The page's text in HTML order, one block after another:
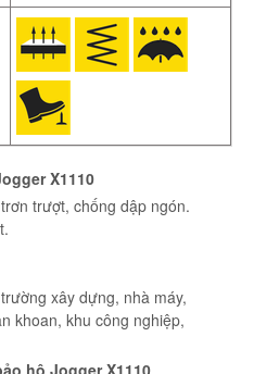
X1110
trượt, chống dập ngón.
xây dựng, nhà máy,
khoan, khu công nghiệp,
hộ Jogger X1110